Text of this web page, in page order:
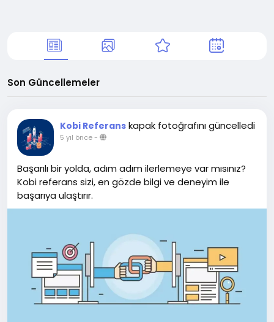
Son Güncellemeler
Kobi Referans kapak fotoğrafını güncelledi
5 yıl önce-
Başarılı bir yolda, adım adım ilerlemeye var mısınız?
Kobi referans sizi, en gözde bilgi ve deneyim ile
başarıya ulaştırır.